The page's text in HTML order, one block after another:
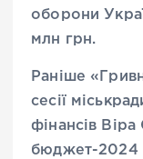
оборони
млн грн.
Раніше
сесії
фінансів
бюджет-2024